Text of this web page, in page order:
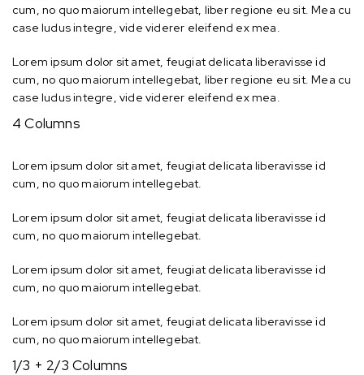
cum, no quo maiorum intellegebat, liber regione eu sit. Mea cu
case ludus integre, vide viderer eleifend ex mea.
Lorem ipsum dolor sit amet, feugiat delicata liberavisse id
cum, no quo maiorum intellegebat, liber regione eu sit. Mea cu
case ludus integre, vide viderer eleifend ex mea.
4 Columns
Lorem ipsum dolor sit amet, feugiat delicata liberavisse id
cum, no quo maiorum intellegebat.
Lorem ipsum dolor sit amet, feugiat delicata liberavisse id
cum, no quo maiorum intellegebat.
Lorem ipsum dolor sit amet, feugiat delicata liberavisse id
cum, no quo maiorum intellegebat.
Lorem ipsum dolor sit amet, feugiat delicata liberavisse id
cum, no quo maiorum intellegebat.
1/3 + 2/3 Columns